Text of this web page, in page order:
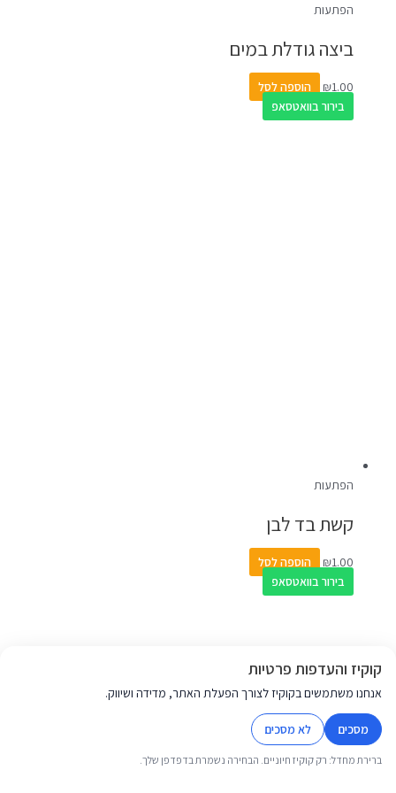
הפתעות
ביצה גודלת במים
₪1.00
הוספה לסל
בירור בוואטסאפ
הפתעות
קשת בד לבן
₪1.00
הוספה לסל
בירור בוואטסאפ
קוקיז והעדפות פרטיות
אנחנו משתמשים בקוקיז לצורך הפעלת האתר, מדידה ושיווק.
מסכים לא מסכים
ברירת מחדל: רק קוקיז חיוניים. הבחירה נשמרת בדפדפן שלך.